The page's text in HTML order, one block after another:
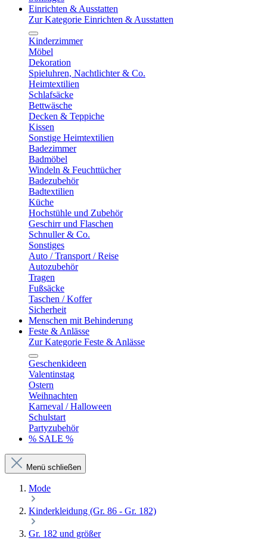
Einrichten & Ausstatten
Zur Kategorie Einrichten & Ausstatten
Kinderzimmer
Möbel
Dekoration
Spieluhren, Nachtlichter & Co.
Heimtextilien
Schlafsäcke
Bettwäsche
Decken & Teppiche
Kissen
Sonstige Heimtextilien
Badezimmer
Badmöbel
Windeln & Feuchttücher
Badezubehör
Badtextilien
Küche
Hochstühle und Zubehör
Geschirr und Flaschen
Schnuller & Co.
Sonstiges
Auto / Transport / Reise
Autozubehör
Tragen
Fußsäcke
Taschen / Koffer
Sicherheit
Menschen mit Behinderung
Feste & Anlässe
Zur Kategorie Feste & Anlässe
Geschenkideen
Valentinstag
Ostern
Weihnachten
Karneval / Halloween
Schulstart
Partyzubehör
% SALE %
Menü schließen
Mode
Kinderkleidung (Gr. 86 - Gr. 182)
Gr. 182 und größer